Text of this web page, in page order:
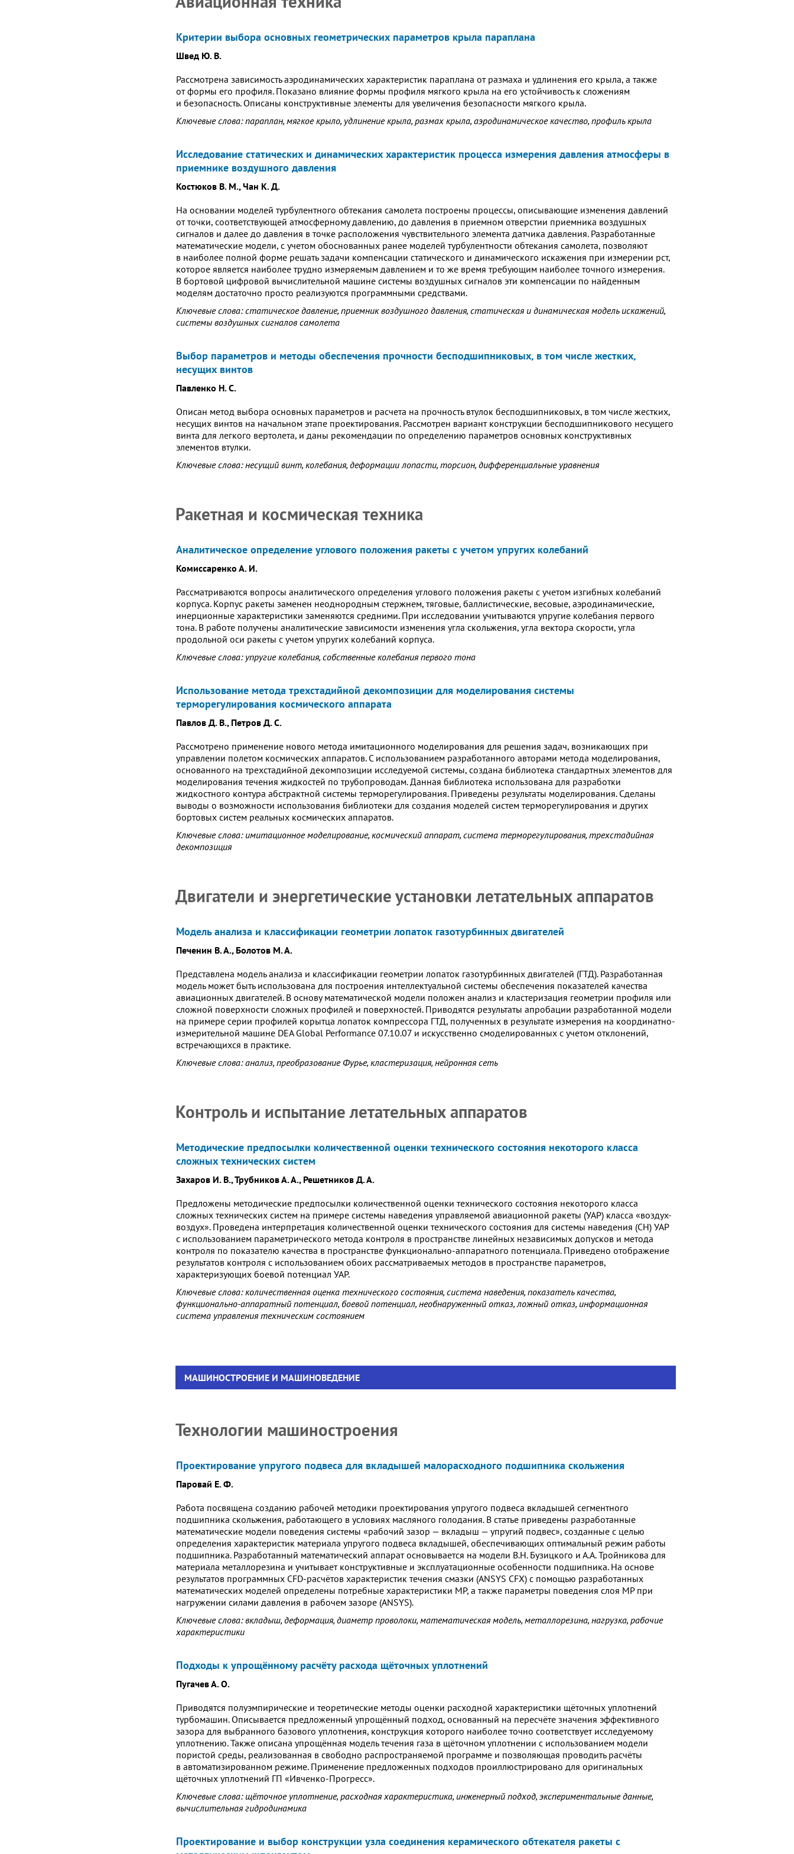
Критерии выбора основных геометрических параметров крыла параплана
Швед Ю. В.
Рассмотрена зависимость аэродинамических характеристик параплана от размаха и удлинения его крыла, а также
от формы его профиля. Показано влияние формы профиля мягкого крыла на его устойчивость к сложениям
и безопасность. Описаны конструктивные элементы для увеличения безопасности мягкого крыла.
Ключевые слова: параплан, мягкое крыло, удлинение крыла, размах крыла, аэродинамическое качество, профиль крыла
Исследование статических и динамических характеристик процесса измерения давления атмосферы в
приемнике воздушного давления
Костюков В. М., Чан К. Д.
На основании моделей турбулентного обтекания самолета построены процессы, описывающие изменения давлений
от точки, соответствующей атмосферному давлению, до давления в приемном отверстии приемника воздушных
сигналов и далее до давления в точке расположения чувствительного элемента датчика давления. Разработанные
математические модели, с учетом обоснованных ранее моделей турбулентности обтекания самолета, позволяют
в наиболее полной форме решать задачи компенсации статического и динамического искажения при измерении рст,
которое является наиболее трудно измеряемым давлением и то же время требующим наиболее точного измерения.
В бортовой цифровой вычислительной машине системы воздушных сигналов эти компенсации по найденным
моделям достаточно просто реализуются программными средствами.
Ключевые слова: статическое давление, приемник воздушного давления, статическая и динамическая модель искажений,
системы воздушных сигналов самолета
Выбор параметров и методы обеспечения прочности бесподшипниковых, в том числе жестких,
несущих винтов
Павленко Н. С.
Описан метод выбора основных параметров и расчета на прочность втулок бесподшипниковых, в том числе жестких,
несущих винтов на начальном этапе проектирования. Рассмотрен вариант конструкции бесподшипникового несущего
винта для легкого вертолета, и даны рекомендации по определению параметров основных конструктивных
элементов втулки.
Ключевые слова: несущий винт, колебания, деформации лопасти, торсион, дифференциальные уравнения
Ракетная и космическая техника
Аналитическое определение углового положения ракеты с учетом упругих колебаний
Комиссаренко А. И.
Рассматриваются вопросы аналитического определения углового положения ракеты с учетом изгибных колебаний
корпуса. Корпус ракеты заменен неоднородным стержнем, тяговые, баллистические, весовые, аэродинамические,
инерционные характеристики заменяются средними. При исследовании учитываются упругие колебания первого
тона. В работе получены аналитические зависимости изменения угла скольжения, угла вектора скорости, угла
продольной оси ракеты с учетом упругих колебаний корпуса.
Ключевые слова: упругие колебания, собственные колебания первого тона
Использование метода трехстадийной декомпозиции для моделирования системы
терморегулирования космического аппарата
Павлов Д. В., Петров Д. С.
Рассмотрено применение нового метода имитационного моделирования для решения задач, возникающих при
управлении полетом космических аппаратов. С использованием разработанного авторами метода моделирования,
основанного на трехстадийной декомпозиции исследуемой системы, создана библиотека стандартных элементов для
моделирования течения жидкостей по трубопроводам. Данная библиотека использована для разработки
жидкостного контура абстрактной системы терморегулирования. Приведены результаты моделирования. Сделаны
выводы о возможности использования библиотеки для создания моделей систем терморегулирования и других
бортовых систем реальных космических аппаратов.
Ключевые слова: имитационное моделирование, космический аппарат, система терморегулирования, трехстадийная
декомпозиция
Двигатели и энергетические установки летательных аппаратов
Модель анализа и классификации геометрии лопаток газотурбинных двигателей
Печенин В. А., Болотов М. А.
Представлена модель анализа и классификации геометрии лопаток газотурбинных двигателей (ГТД). Разработанная
модель может быть использована для построения интеллектуальной системы обеспечения показателей качества
авиационных двигателей. В основу математической модели положен анализ и кластеризация геометрии профиля или
сложной поверхности сложных профилей и поверхностей. Приводятся результаты апробации разработанной модели
на примере серии профилей корытца лопаток компрессора ГТД, полученных в результате измерения на координатно-
измерительной машине DEA Global Performance 07.10.07 и искусственно смоделированных с учетом отклонений,
встречающихся в практике.
Ключевые слова: анализ, преобразование Фурье, кластеризация, нейронная сеть
Контроль и испытание летательных аппаратов
Методические предпосылки количественной оценки технического состояния некоторого класса
сложных технических систем
Захаров И. В., Трубников А. А., Решетников Д. А.
Предложены методические предпосылки количественной оценки технического состояния некоторого класса
сложных технических систем на примере системы наведения управляемой авиационной ракеты (УАР) класса «воздух-
воздух». Проведена интерпретация количественной оценки технического состояния для системы наведения (СН) УАР
с использованием параметрического метода контроля в пространстве линейных независимых допусков и метода
контроля по показателю качества в пространстве функционально-аппаратного потенциала. Приведено отображение
результатов контроля с использованием обоих рассматриваемых методов в пространстве параметров,
характеризующих боевой потенциал УАР.
Ключевые слова: количественная оценка технического состояния, система наведения, показатель качества,
функционально-аппаратный потенциал, боевой потенциал, необнаруженный отказ, ложный отказ, информационная
система управления техническим состоянием
МАШИНОСТРОЕНИЕ И МАШИНОВЕДЕНИЕ
Технологии машиностроения
Проектирование упругого подвеса для вкладышей малорасходного подшипника скольжения
Паровай Е. Ф.
Работа посвящена созданию рабочей методики проектирования упругого подвеса вкладышей сегментного
подшипника скольжения, работающего в условиях масляного голодания. В статье приведены разработанные
математические модели поведения системы «рабочий зазор — вкладыш — упругий подвес», созданные с целью
определения характеристик материала упругого подвеса вкладышей, обеспечивающих оптимальный режим работы
подшипника. Разработанный математический аппарат основывается на модели В.Н. Бузицкого и А.А. Тройникова для
материала металлорезина и учитывает конструктивные и эксплуатационные особенности подшипника. На основе
результатов программных CFD-расчётов характеристик течения смазки (ANSYS CFX) с помощью разработанных
математических моделей определены потребные характеристики МР, а также параметры поведения слоя МР при
нагружении силами давления в рабочем зазоре (ANSYS).
Ключевые слова: вкладыш, деформация, диаметр проволоки, математическая модель, металлорезина, нагрузка, рабочие
характеристики
Подходы к упрощённому расчёту расхода щёточных уплотнений
Пугачев А. О.
Приводятся полуэмпирические и теоретические методы оценки расходной характеристики щёточных уплотнений
турбомашин. Описывается предложенный упрощённый подход, основанный на пересчёте значения эффективного
зазора для выбранного базового уплотнения, конструкция которого наиболее точно соответствует исследуемому
уплотнению. Также описана упрощённая модель течения газа в щёточном уплотнении с использованием модели
пористой среды, реализованная в свободно распространяемой программе и позволяющая проводить расчёты
в автоматизированном режиме. Применение предложенных подходов проиллюстрировано для оригинальных
щёточных уплотнений ГП «Ивченко-Прогресс».
Ключевые слова: щёточное уплотнение, расходная характеристика, инженерный подход, экспериментальные данные,
вычислительная гидродинамика
Проектирование и выбор конструкции узла соединения керамического обтекателя ракеты с